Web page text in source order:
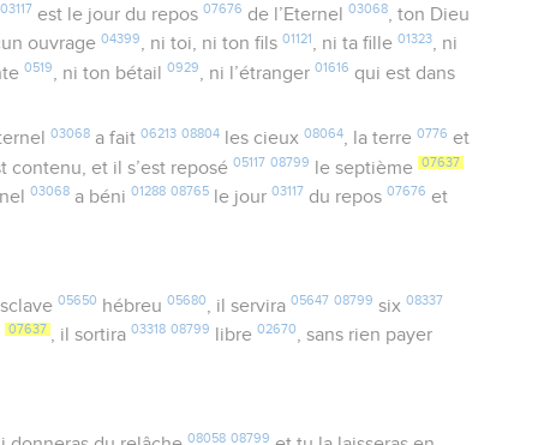
03117 est le jour du repos 07676 de l’Eternel 03068, ton Dieu
ouvrage04399, ni toi, ni ton fils01121, ni ta fille01323, ni
0519 , ni ton bétail0929 , ni l’étranger01616 qui est dans
03068a fait 06213 08804les cieux 08064, la terre 0776 et
contenu, et il s’est reposé05117 08799 le septième 07637
03068 a béni01288 08765 le jour03117 du repos07676 et
05650 hébreu 05680 , il servira 05647 08799 six 08337
07637 , il sortira03318 08799 libre02670 , sans rien payer
08058 08799